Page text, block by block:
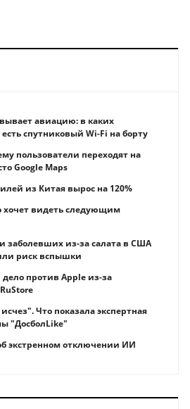
авиацию: в каких
спутниковый Wi-Fi на борту
пользователи переходят на
Google Maps
из Китая вырос на 120%
хочет видеть следующим
заболевших из-за салата в США
риск вспышки
против Apple из-за
Что показала экспертная
"ДосболLike"
экстренном отключении ИИ